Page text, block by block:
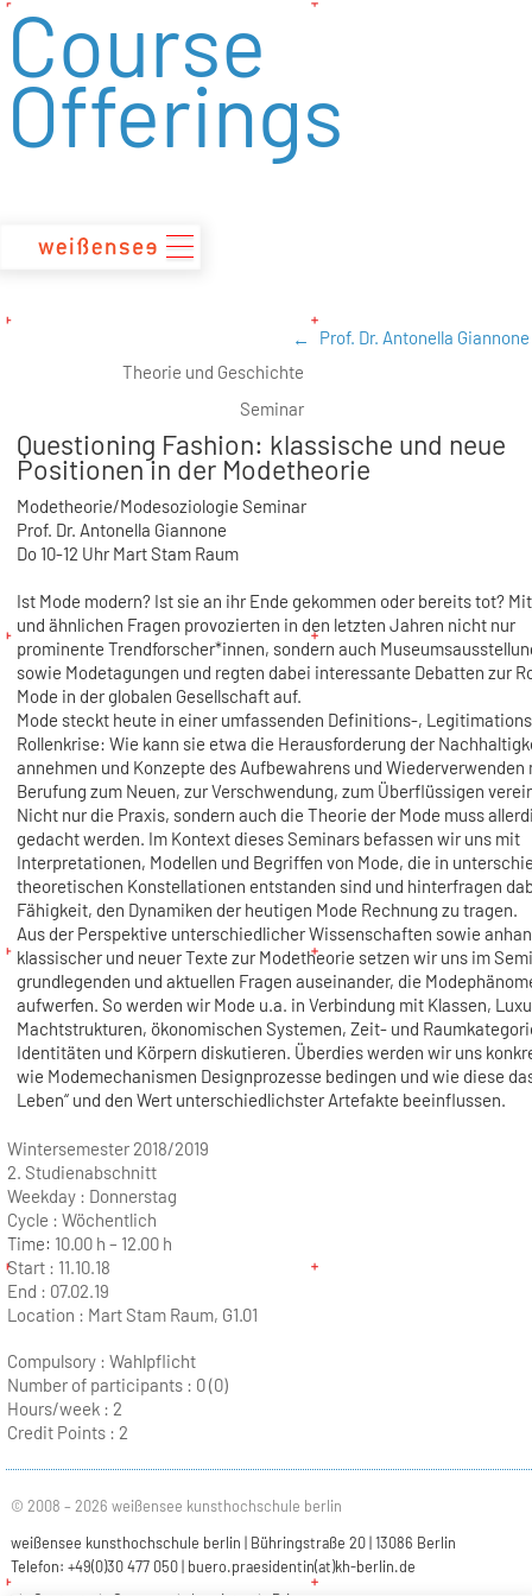
zum
Inhalt
Course
Offerings
Prof. Dr. Antonella Giannone
Theorie und Geschichte
Seminar
Questioning Fashion: klassische und neue
Positionen in der Modetheorie
Modetheorie/Modesoziologie Seminar
Prof. Dr. Antonella Giannone
Do 10-12 Uhr Mart Stam Raum
Ist Mode modern? Ist sie an ihr Ende gekommen oder bereits tot?
und ähnlichen Fragen provozierten in den letzten Jahren nicht nur
prominente Trendforscher*innen, sondern auch
sowie Modetagungen und regten dabei interessante Debatten zur
Mode in der globalen Gesellschaft auf.
Mode steckt heute in einer umfassenden Definitions-,
Rollenkrise: Wie kann sie etwa die Herausforderung der
annehmen und Konzepte des Aufbewahrens und Wiederverwenden
Berufung zum Neuen, zur Verschwendung, zum Überflüssigen
Nicht nur die Praxis, sondern auch die Theorie der Mode muss
gedacht werden. Im Kontext dieses Seminars befassen wir uns mit
Interpretationen, Modellen und Begriffen von Mode, die in
theoretischen Konstellationen entstanden sind und hinterfragen
Fähigkeit, den Dynamiken der heutigen Mode Rechnung zu tragen.
Aus der Perspektive unterschiedlicher Wissenschaften sowie
klassischer und neuer Texte zur Modetheorie setzen wir uns im
grundlegenden und aktuellen Fragen auseinander, die
aufwerfen. So werden wir Mode u.a. in Verbindung mit Klassen,
Machtstrukturen, ökonomischen Systemen, Zeit- und
Identitäten und Körpern diskutieren. Überdies werden wir uns
wie Modemechanismen Designprozesse bedingen und wie diese
Leben“ und den Wert unterschiedlichster Artefakte beeinflussen.
Wintersemester 2018/2019
2. Studienabschnitt
Weekday : Donnerstag
Cycle : Wöchentlich
Time: 10.00 h – 12.00 h
Start : 11.10.18
End : 07.02.19
Location : Mart Stam Raum, G1.01
Compulsory : Wahlpflicht
Number of participants : 0 (0)
Hours/week : 2
Credit Points : 2
© 2008 – 2026 weißensee kunsthochschule berlin
weißensee kunsthochschule berlin | Bühringstraße 20 | 13086 Berlin
Telefon: +49(0)30 477 050 | buero.praesidentin(at)kh-berlin.de